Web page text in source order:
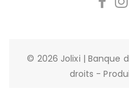
© 2026 Jolixi | Banque
droits -